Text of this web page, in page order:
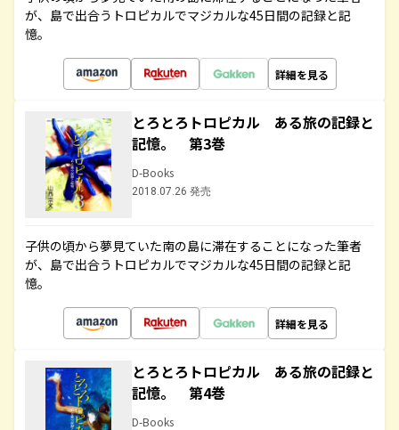
が、島で出合うトロピカルでマジカルな45日間の記録と記
憶。
詳細を見る
とろとろトロピカル ある旅の記録と
記憶。 第3巻
D-Books
2018.07.26 発売
子供の頃から夢見ていた南の島に滞在することになった筆者
が、島で出合うトロピカルでマジカルな45日間の記録と記
憶。
詳細を見る
とろとろトロピカル ある旅の記録と
記憶。 第4巻
D-Books